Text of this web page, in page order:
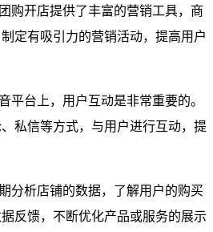
购开店提供了丰富的营销工具，商
定有吸引力的营销活动，提高用户
平台上，用户互动是非常重要的。
私信等方式，与用户进行互动，提
分析店铺的数据，了解用户的购买
反馈，不断优化产品或服务的展示